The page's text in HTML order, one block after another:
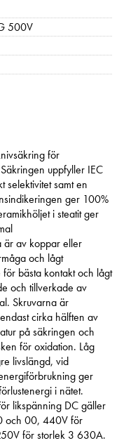
500V
för
uppfyller IEC
samt en
ger 100%
i steatit ger
är av koppar eller
och lågt
bästa kontakt och lågt
och tillverkade av
Skruvarna är
cirka hälften av
på säkringen och
för oxidation. Låg
livslängd, vid
ger
i nätet.
likspänning DC gäller
och 00, 440V för
för storlek 3 630A.